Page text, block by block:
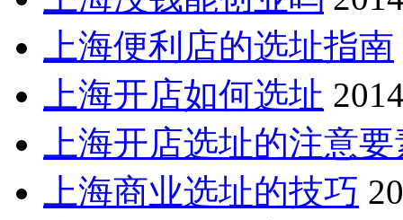
上海便利店的选址指南
上海开店如何选址
上海开店选址的注意
上海商业选址的技巧